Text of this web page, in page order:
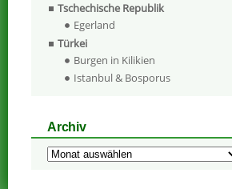
Tschechische Republik
Egerland
Türkei
Burgen in Kilikien
Istanbul & Bosporus
Archiv
Archiv